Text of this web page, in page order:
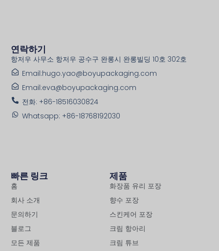
제품
화장품 유리 포장
향수 포장
스킨케어 포장
크림 항아리
크림 튜브
빠른 링크
홈
회사 소개
문의하기
블로그
모든 제품
연락하기
항저우 사무소 항저우 공수구 완롱시 완롱빌딩 10호 302호
Email:hugo.yao@boyupackaging.com
Email:eva@boyupackaging.com
전화: +86-18516030824
Whatsapp: +86-18768192030